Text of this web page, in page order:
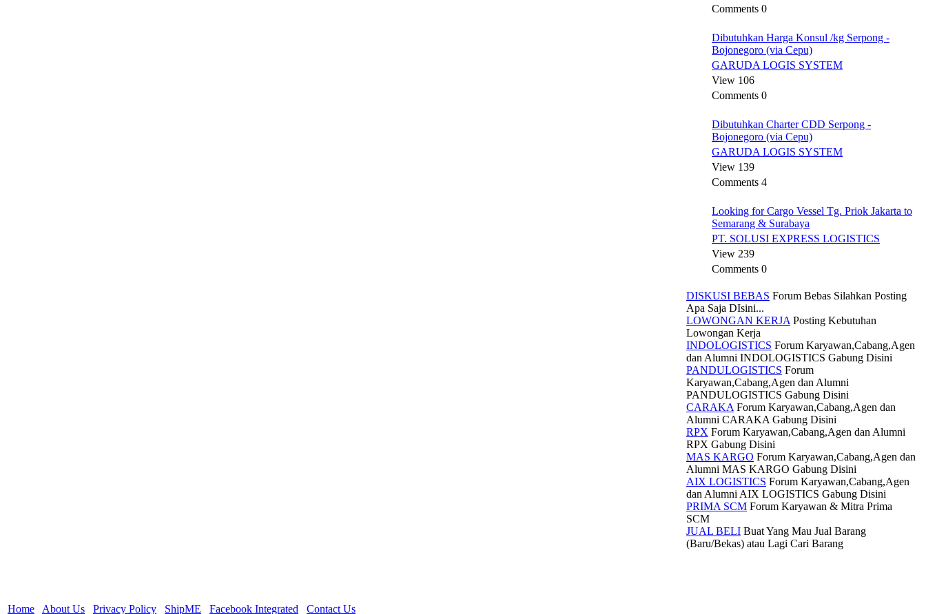
Comments 0
Dibutuhkan Harga Konsul /kg Serpong -
Bojonegoro (via Cepu)
GARUDA LOGIS SYSTEM
View 106
Comments 0
Dibutuhkan Charter CDD Serpong -
Bojonegoro (via Cepu)
GARUDA LOGIS SYSTEM
View 139
Comments 4
Looking for Cargo Vessel Tg. Priok Jakarta to
Semarang & Surabaya
PT. SOLUSI EXPRESS LOGISTICS
View 239
Comments 0
DISKUSI BEBAS Forum Bebas Silahkan Posting
Apa Saja DIsini...
LOWONGAN KERJA Posting Kebutuhan
Lowongan Kerja
INDOLOGISTICS Forum Karyawan,Cabang,Agen
dan Alumni INDOLOGISTICS Gabung Disini
PANDULOGISTICS Forum
Karyawan,Cabang,Agen dan Alumni
PANDULOGISTICS Gabung Disini
CARAKA Forum Karyawan,Cabang,Agen dan
Alumni CARAKA Gabung Disini
RPX Forum Karyawan,Cabang,Agen dan Alumni
RPX Gabung Disini
MAS KARGO Forum Karyawan,Cabang,Agen dan
Alumni MAS KARGO Gabung Disini
AIX LOGISTICS Forum Karyawan,Cabang,Agen
dan Alumni AIX LOGISTICS Gabung Disini
PRIMA SCM Forum Karyawan & Mitra Prima
SCM
JUAL BELI Buat Yang Mau Jual Barang
(Baru/Bekas) atau Lagi Cari Barang
Home About Us Privacy Policy ShipME Facebook Integrated Contact Us